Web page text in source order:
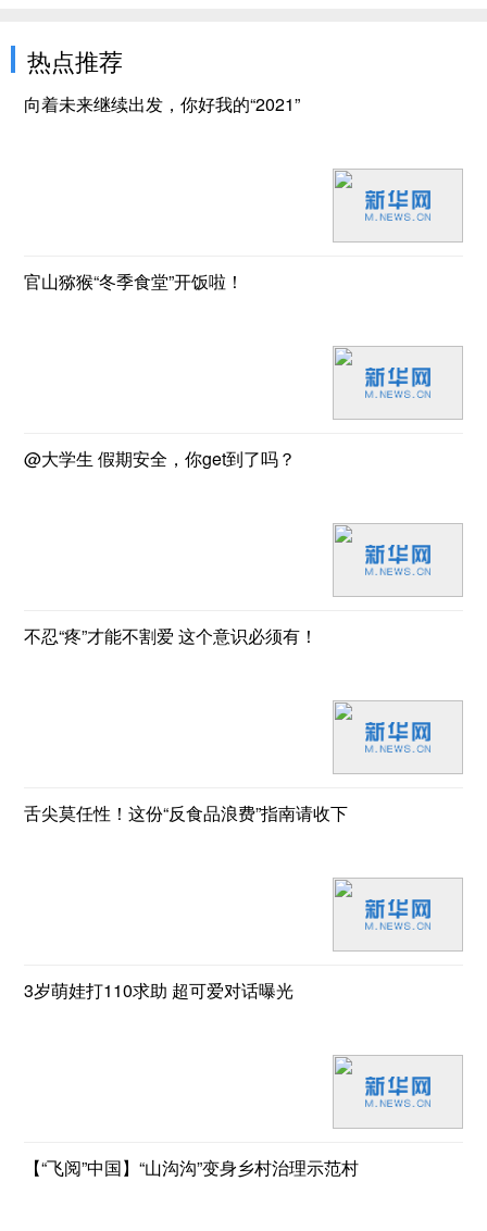
热点推荐
向着未来继续出发，你好我的“2021”
官山猕猴“冬季食堂”开饭啦！
@大学生 假期安全，你get到了吗？
不忍“疼”才能不割爱 这个意识必须有！
舌尖莫任性！这份“反食品浪费”指南请收下
3岁萌娃打110求助 超可爱对话曝光
【“飞阅”中国】“山沟沟”变身乡村治理示范村